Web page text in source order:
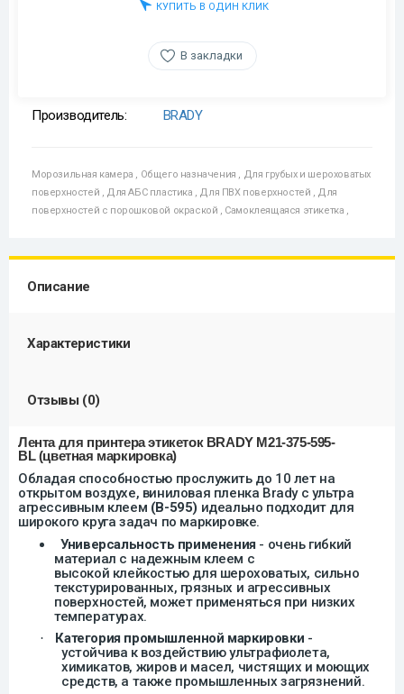
КУПИТЬ В ОДИН КЛИК
В закладки
Производитель: BRADY
Морозильная камера , Общего назначения , Для грубых и шероховатых
поверхностей , Для АБС пластика , Для ПВХ поверхностей , Для
поверхностей с порошковой окраской , Самоклеящаяся этикетка ,
Описание
Характеристики
Отзывы (0)
Лента для принтера этикеток BRADY M21-375-595-
BL(цветная маркировка)
Обладая способностью прослужить до 10 лет на
открытом воздухе, виниловая пленка Brady с ультра
агрессивным клеем (B-595) идеально подходит для
широкого круга задач по маркировке.
Универсальность применения - очень гибкий
материал с надежным клеем с
высокой клейкостью для шероховатых, сильно
текстурированных, грязных и агрессивных
поверхностей, может применяться при низких
температурах.
· Категория промышленной маркировки -
устойчива к воздействию ультрафиолета,
химикатов, жиров и масел, чистящих и моющих
средств, а также промышленных загрязнений.